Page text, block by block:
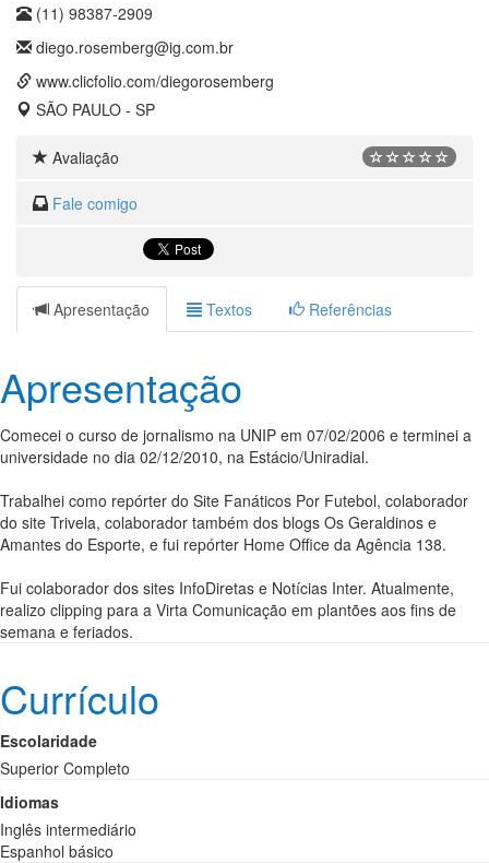
(11) 98387-2909
diego.rosemberg@ig.com.br
www.clicfolio.com/diegorosemberg
SÃO PAULO - SP
Avaliação
Fale comigo
Apresentação Textos Referências
Apresentação
Comecei o curso de jornalismo na UNIP em 07/02/2006 e terminei a
universidade no dia 02/12/2010, na Estácio/Uniradial.
Trabalhei como repórter do Site Fanáticos Por Futebol, colaborador
do site Trivela, colaborador também dos blogs Os Geraldinos e
Amantes do Esporte, e fui repórter Home Office da Agência 138.
Fui colaborador dos sites InfoDiretas e Notícias Inter. Atualmente,
realizo clipping para a Virta Comunicação em plantões aos fins de
semana e feriados.
Currículo
Escolaridade
Superior Completo
Idiomas
Inglês intermediário
Espanhol básico